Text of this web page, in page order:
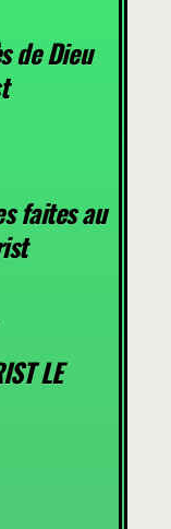
de Dieu
faites au
LE